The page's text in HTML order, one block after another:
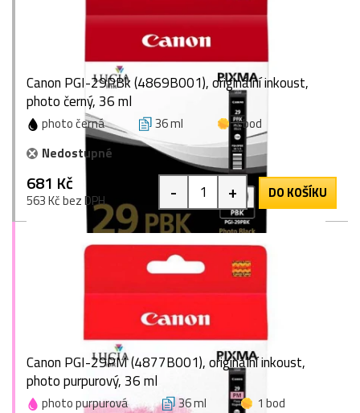
Canon PGI-29PBk (4869B001), originální inkoust,
photo černý, 36 ml
photo černá 36 ml
1 bod
Nedostupné
681 Kč
563 Kč bez DPH - + DO KOŠÍKU
Canon PGI-29PM (4877B001), originální inkoust,
photo purpurový, 36 ml
photo purpurová 36 ml
1 bod